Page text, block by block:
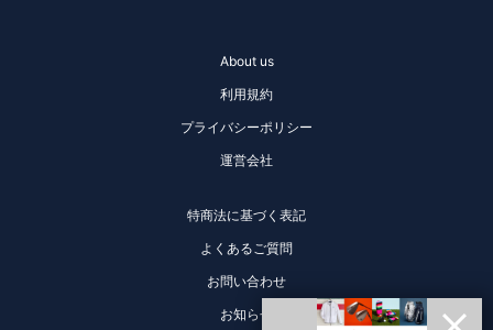
About us
利用規約
プライバシーポリシー
運営会社
特商法に基づく表記
よくあるご質問
お問い合わせ
お知らせ